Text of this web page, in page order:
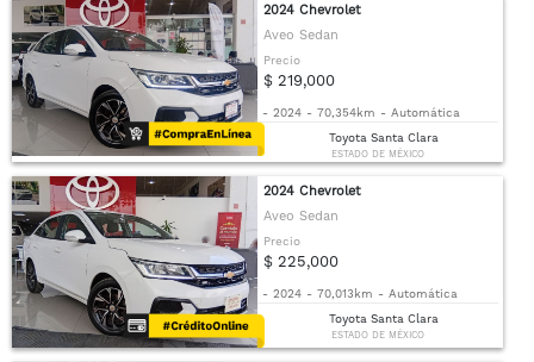
2024 Chevrolet
Aveo Sedan
Precio
$ 219,000
- 2024 - 70,354km - Automática
Toyota Santa Clara
ESTADO DE MÉXICO
2024 Chevrolet
Aveo Sedan
Precio
$ 225,000
- 2024 - 70,013km - Automática
Toyota Santa Clara
ESTADO DE MÉXICO